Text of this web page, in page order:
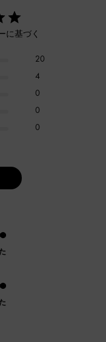
に基づく
20
4
0
0
0